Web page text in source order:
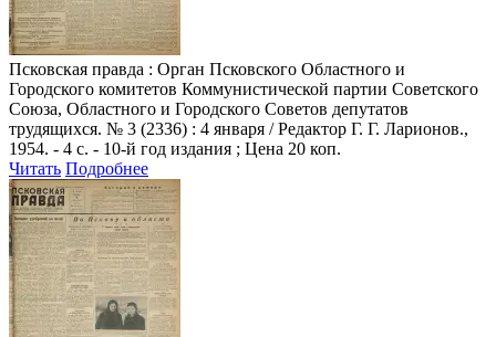
Псковская правда : Орган Псковского Областного и
Городского комитетов Коммунистической партии Советского
Союза, Областного и Городского Советов депутатов
трудящихся. № 3 (2336) : 4 января / Редактор Г. Г. Ларионов.,
1954. - 4 с. - 10-й год издания ; Цена 20 коп.
Читать Подробнее